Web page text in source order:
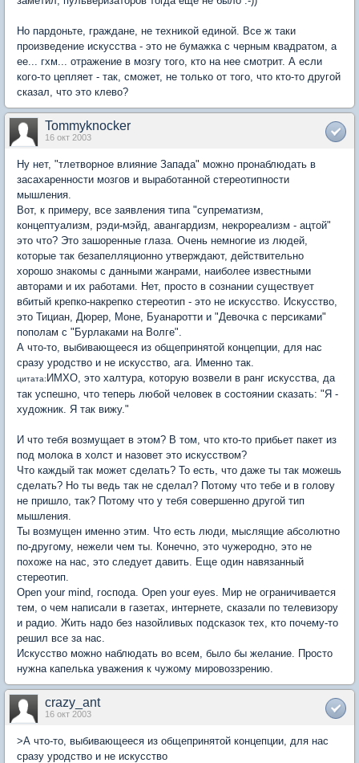
Но пардоньте, граждане, не техникой единой. Все ж таки
произведение искусства - это не бумажка с черным квадратом, а
ее... гхм... отражение в мозгу того, кто на нее смотрит. А если
кого-то цепляет - так, сможет, не только от того, что кто-то другой
сказал, что это клево?
Tommyknocker
16 окт 2003
Ну нет, "тлетворное влияние Запада" можно пронаблюдать в
засахаренности мозгов и выработанной стереотипности
мышления.
Вот, к примеру, все заявления типа "супрематизм,
концептуализм, рэди-мэйд, авангардизм, некрореализм - ацтой"
это что? Это зашоренные глаза. Очень немногие из людей,
которые так безапелляционно утверждают, действительно
хорошо знакомы с данными жанрами, наиболее известными
авторами и их работами. Нет, просто в сознании существует
вбитый крепко-накрепко стереотип - это не искусство. Искусство,
это Тициан, Дюрер, Моне, Буанаротти и "Девочка с персиками"
пополам с "Бурлаками на Волге".
А что-то, выбивающееся из общепринятой концепции, для нас
сразу уродство и не искусство, ага. Именно так.
цитата:ИМХО, это халтура, которую возвели в ранг искусства, да
так успешно, что теперь любой человек в состоянии сказать: "Я -
художник. Я так вижу."
И что тебя возмущает в этом? В том, что кто-то прибьет пакет из
под молока в холст и назовет это искусством?
Что каждый так может сделать? То есть, что даже ты так можешь
сделать? Но ты ведь так не сделал? Потому что тебе и в голову
не пришло, так? Потому что у тебя совершенно другой тип
мышления.
Ты возмущен именно этим. Что есть люди, мыслящие абсолютно
по-другому, нежели чем ты. Конечно, это чужеродно, это не
похоже на нас, это следует давить. Еще один навязанный
стереотип.
Open your mind, господа. Open your eyes. Мир не ограничивается
тем, о чем написали в газетах, интернете, сказали по телевизору
и радио. Жить надо без назойливых подсказок тех, кто почему-то
решил все за нас.
Искусство можно наблюдать во всем, было бы желание. Просто
нужна капелька уважения к чужому мировоззрению.
crazy_ant
16 окт 2003
>А что-то, выбивающееся из общепринятой концепции, для нас
сразу уродство и не искусство